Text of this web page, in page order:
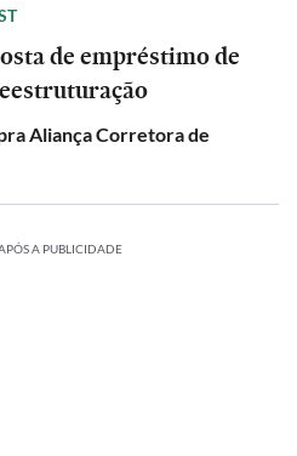
de empréstimo de
Aliança Corretora de
A PUBLICIDADE